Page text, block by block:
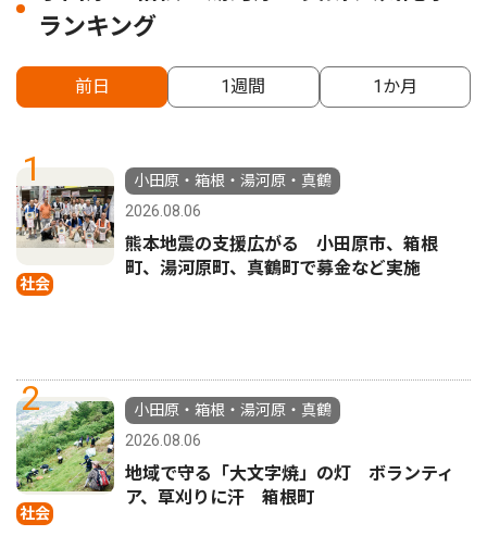
ランキング
前日 1週間 1か月
1
社会
小田原・箱根・湯河原・真鶴
2026.08.06
熊本地震の支援広がる 小田原市、箱根
町、湯河原町、真鶴町で募金など実施
2
社会
小田原・箱根・湯河原・真鶴
2026.08.06
地域で守る「大文字焼」の灯 ボランティ
ア、草刈りに汗 箱根町